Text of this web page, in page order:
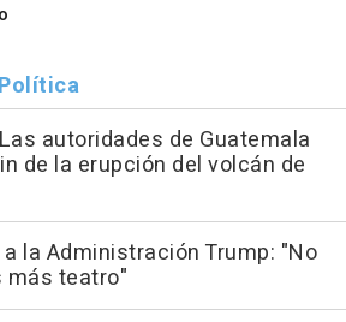
autoridades de Guatemala
de la erupción del volcán de
la Administración Trump: "No
teatro"